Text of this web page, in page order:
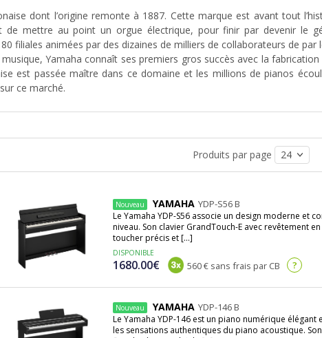
dont l’origine remonte à 1887. Cette marque est avant tout
de mettre au point un orgue électrique, pour finir par devenir le
filiales animées par des dizaines de milliers de collaborateurs de par
Yamaha connaît ses premiers gros succès avec la
est passée maître dans ce domaine et les millions de pianos
ce marché.
est crée pour tester et analyser de nouveaux instruments de
est tout aussi important que la qualité de l’instrument, ira
point dans les secteurs acoustiques, électriques et numériques. Les
batteries, guitares acoustiques, guitares électriques, synthétiseurs,
baffles de sonorisation et amplificateurs.
l’histoire de la musique, pour leur caractère innovant et
pianos Clavinova et Silent, les tables de mixage 01V et 02R, la
la basse TRB, pour ne citer que les principaux.
cette même volonté inébranlable de proposer un catalogue très large
musiciens, qu’ils soient débutants ou virtuoses.
Produits par page
Nouveau YAMAHA YDP-S56 B
Le Yamaha YDP-S56 associe un design moderne et
niveau. Son clavier GrandTouch-E avec revêtement
toucher précis et [...]
DISPONIBLE
1680.00€ 560 € sans frais par CB ?
Nouveau YAMAHA YDP-146 B
Le Yamaha YDP-146 est un piano numérique
les sensations authentiques du piano acoustique.